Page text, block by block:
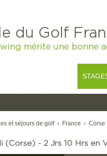
du Golf
mérite une bonne
et séjours de golf › France › Corse
(Corse) - 2 Jrs 10 Hrs en